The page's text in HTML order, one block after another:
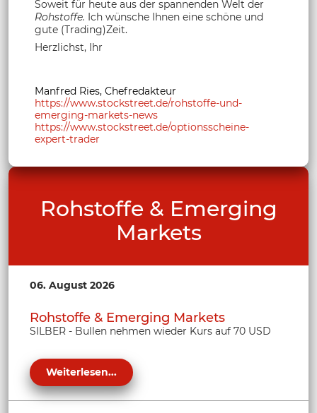
Soweit für heute aus der spannenden Welt der
Rohstoffe. Ich wünsche Ihnen eine schöne und
gute (Trading)Zeit.
Herzlichst, Ihr
Manfred Ries, Chefredakteur
https://www.stockstreet.de/rohstoffe-und-
emerging-markets-news
https://www.stockstreet.de/optionsscheine-
expert-trader
Rohstoffe & Emerging
Markets
06. August 2026
Rohstoffe & Emerging Markets
SILBER - Bullen nehmen wieder Kurs auf 70 USD
Weiterlesen...